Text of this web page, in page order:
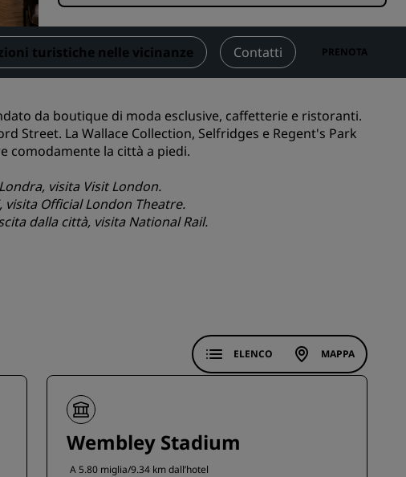
Radisson Rewards
Scopri Radisson Rewards
Vantaggi
Come guadagnare punti
Bookers and Planners
turistiche nelle vicinanze Contatti PRENOTA
da boutique di moda esclusive, caffetterie e ristoranti.
Street. La Wallace Collection, Selfridges e Regent's Park
comodamente la città a piedi.
visita Visit London.
visita Official London Theatre.
dalla città, visitaNational Rail.
ELENCO MAPPA
Wembley Stadium
A 5.80 miglia/9.34 km dall’hotel